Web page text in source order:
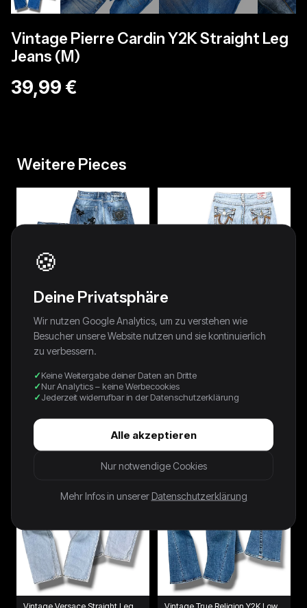
Vintage Pierre Cardin Y2K Straight Leg
Jeans (M)
39,99 €
Weitere Pieces
Vintage Dolce & Gabbana Y2K
Straight Leg Jeans (L)
79,99 €
Vintage True Religion Y2K Low
Waist Bootcut Damenjeans (S)
74,99 €
🍪
Deine Privatsphäre
Wir nutzen Google Analytics, um zu verstehen wie
Besucher unsere Website nutzen und sie kontinuierlich
zu verbessern.
Keine Weitergabe deiner Daten an Dritte
Nur Analytics – keine Werbecookies
Jederzeit widerrufbar in der Datenschutzerklärung
Alle akzeptieren
Nur notwendige Cookies
Mehr Infos in unserer Datenschutzerklärung